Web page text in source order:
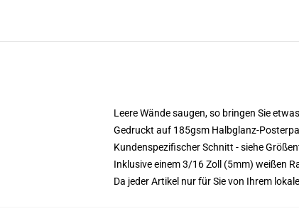
Leere Wände saugen, so bringen Sie
Gedruckt auf 185gsm Halbglanz-
Kundenspezifischer Schnitt - siehe
Inklusive einem 3/16 Zoll (5mm) weißen
Da jeder Artikel nur für Sie von Ihrem